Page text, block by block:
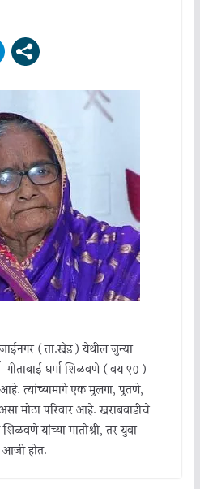
( ता.खेड ) येथील जुन्या
गीताबाई धर्मा शिळवणे ( वय ९० )
त्यांच्यामागे एक मुलगा, पुतणे,
मोठा परिवार आहे. खराबवाडीचे
यांच्या मातोश्री, तर युवा
आजी होत.